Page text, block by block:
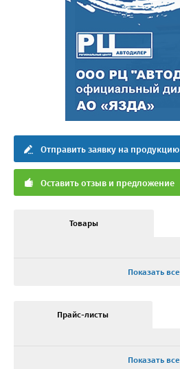
Отправить заявку на продукцию
Оставить отзыв и предложение
Товары
Показать все
Прайс-листы
Показать все